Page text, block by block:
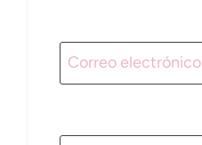
Correo electrónico